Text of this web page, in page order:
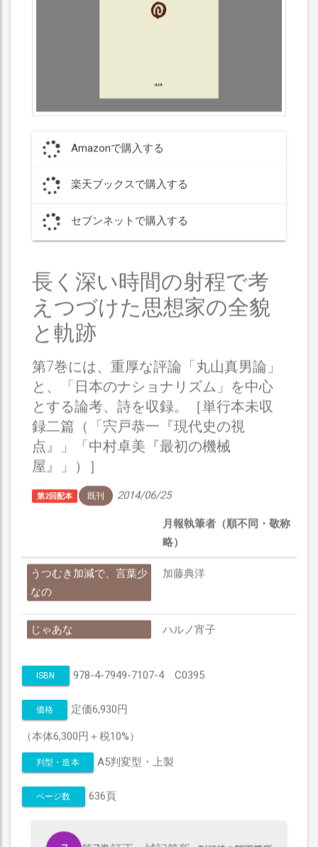
Amazonで購入する
楽天ブックスで購入する
セブンネットで購入する
長く深い時間の射程で考
えつづけた思想家の全貌
と軌跡
第7巻には、重厚な評論「丸山真男論」
と、「日本のナショナリズム」を中心
とする論考、詩を収録。［単行本未収
録二篇（「宍戸恭一『現代史の視
点』」「中村卓美『最初の機械
屋』」）］
第2回配本 既刊 2014/06/25
月報執筆者（順不同・敬称
略）
うつむき加減で、言葉少
なの
加藤典洋
じゃあな ハルノ宵子
ISBN 978-4-7949-7107-4 C0395
価格 定価6,930円
（本体6,300円＋税10%）
判型・造本 A5判変型・上製
ページ数 636頁